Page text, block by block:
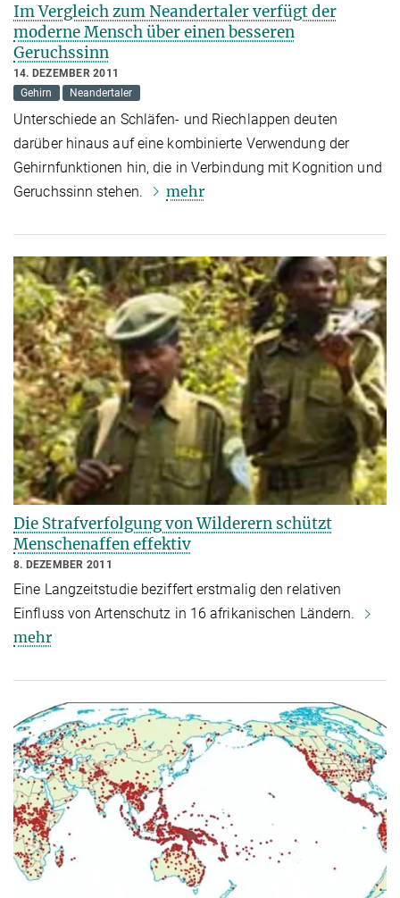
Im Vergleich zum Neandertaler verfügt der
moderne Mensch über einen besseren
Geruchssinn
14. DEZEMBER 2011
Gehirn
Neandertaler
Unterschiede an Schläfen- und Riechlappen deuten
darüber hinaus auf eine kombinierte Verwendung der
Gehirnfunktionen hin, die in Verbindung mit Kognition und
Geruchssinn stehen.
mehr
Die Strafverfolgung von Wilderern schützt
Menschenaffen effektiv
8. DEZEMBER 2011
Eine Langzeitstudie beziffert erstmalig den relativen
Einfluss von Artenschutz in 16 afrikanischen Ländern.
mehr